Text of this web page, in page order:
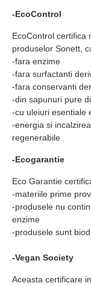
-EcoControl
EcoControl certifica
produselor Sonett,
-fara enzime
-fara surfactanti
-fara conservanti
-din sapunuri pure
-cu uleiuri esentiale
-energia si
regenerabile
-Ecogarantie
Eco Garantie
-materiile prime
-produsele nu
enzime
-produsele sunt
-Vegan Society
Aceasta certificare